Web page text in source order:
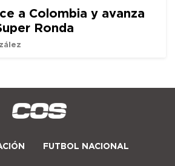
a Colombia y avanza
Ronda
FUTBOL NACIONAL